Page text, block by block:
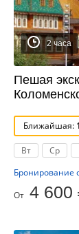
2 часа
Пешая
Ближайшая:
Вт Ср
Бронирование
От 4 600